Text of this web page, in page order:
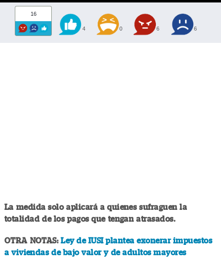
16
4 0 6 6
La medida solo aplicará a quienes sufraguen la
totalidad de los pagos que tengan atrasados.
OTRA NOTAS:Ley de IUSI plantea exonerar impuestos
a viviendas de bajo valor y de adultos mayores